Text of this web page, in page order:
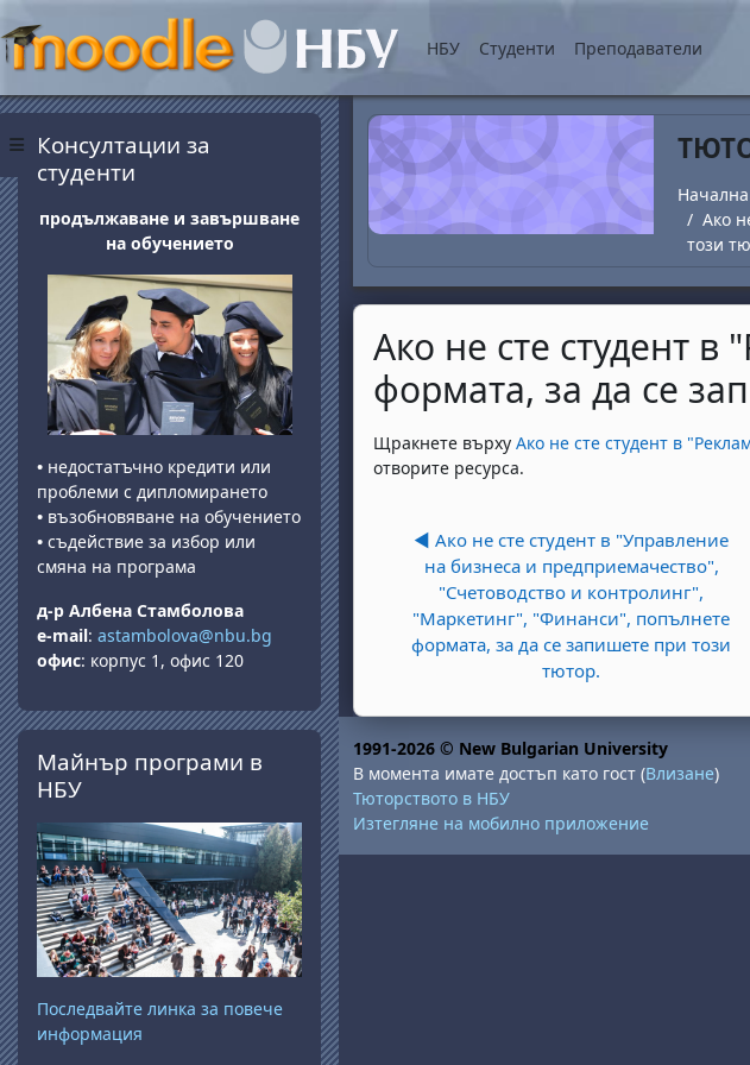
Прескочи на основното съдържание
Страничен панел
НБУ Студенти Преподаватели
Ако
този
Ако не сте студент
формата, за да се
Изисквания за завършване
Щракнете върху Ако не сте студент в
отворите ресурса.
◀︎ Ако не сте студент в "Управление
на бизнеса и предприемачество",
"Счетоводство и контролинг",
"Маркетинг", "Финанси", попълнете
формата, за да се запишете при този
тютор.
Блокове
Консултации за
студенти
продължаване и завършване
на обучението
• недостатъчно кредити или
проблеми с дипломирането
• възобновяване на обучението
• съдействие за избор или
смяна на програма
д-р Албена Стамболова
e-mail: astambolova@nbu.bg
офис: корпус 1, офис 120
Прескочи Майнър програми в НБУ
Майнър програми в
НБУ
Последвайте линка за повече
информация
1991-2026 © New Bulgarian University
В момента имате достъп като гост (Влизане)
Тюторството в НБУ
Изтегляне на мобилно приложение